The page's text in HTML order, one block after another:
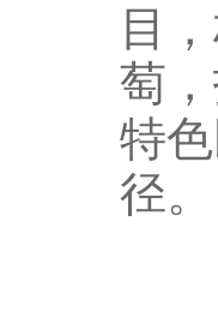
目
萄
特
径。